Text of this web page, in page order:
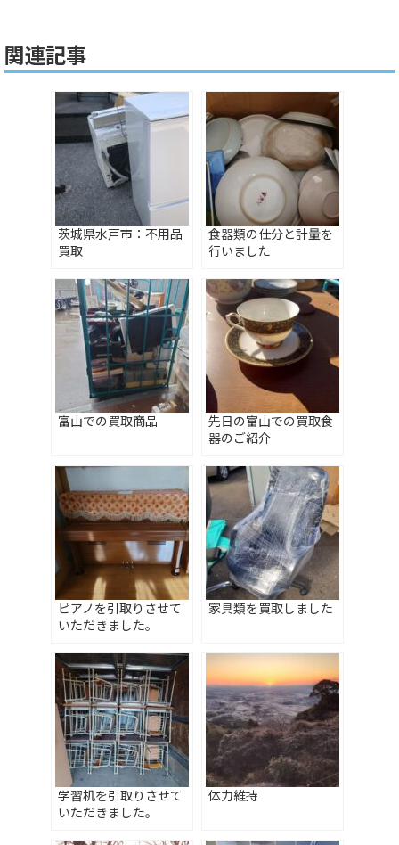
関連記事
茨城県水戸市：不用品
買取
食器類の仕分と計量を
行いました
富山での買取商品
先日の富山での買取食
器のご紹介
ピアノを引取りさせて
いただきました。
家具類を買取しました
学習机を引取りさせて
いただきました。
体力維持